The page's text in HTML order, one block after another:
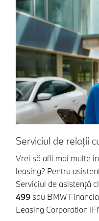
Serviciul de relații
Vrei să afli mai multe
leasing? Pentru
Serviciul de asistență
499 sau BMW
Leasing Corporation